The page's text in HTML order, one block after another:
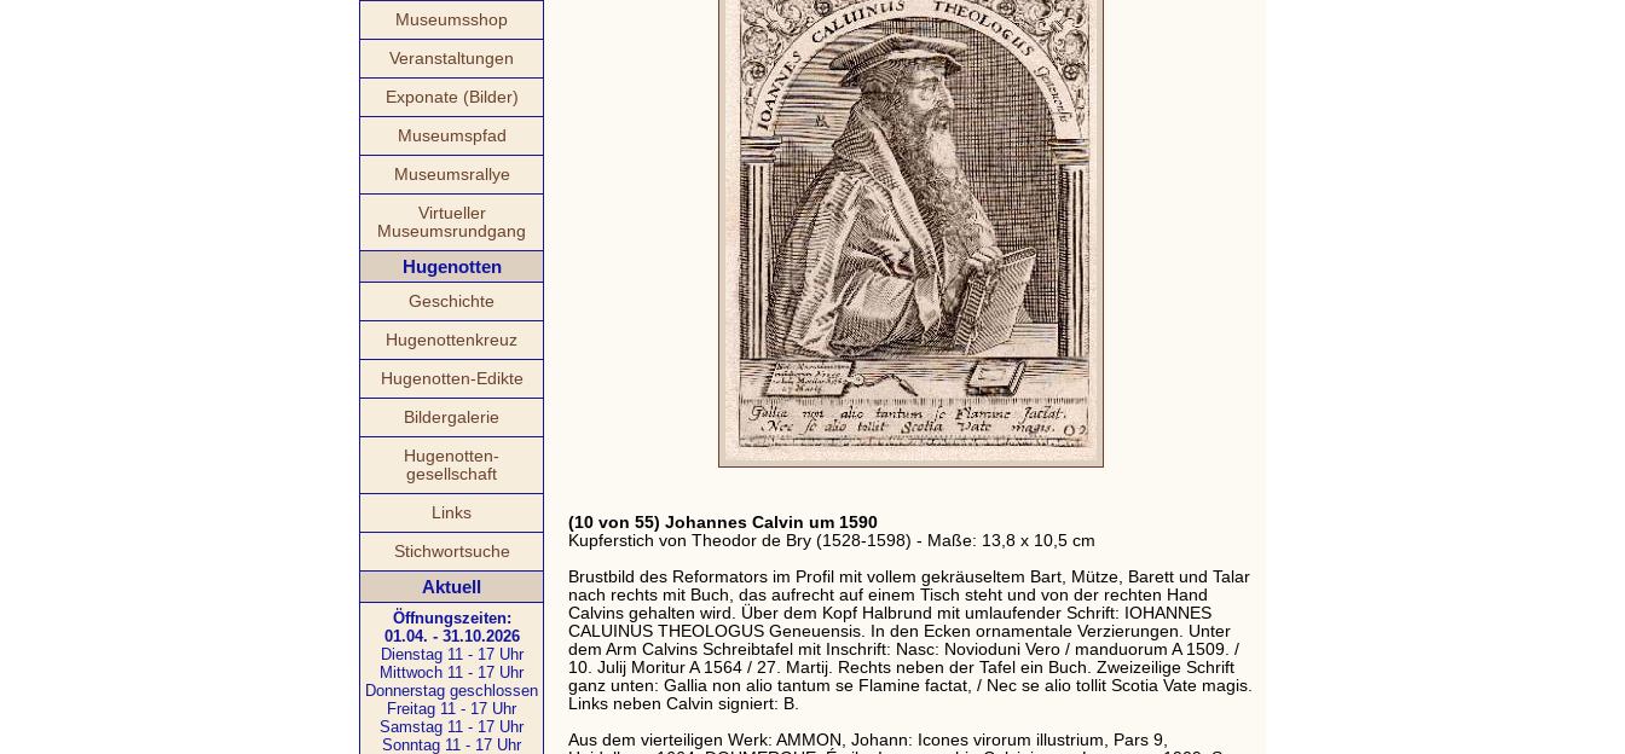
Museumsshop
Veranstaltungen
Exponate (Bilder)
Museumspfad
Museumsrallye
Virtueller
Museumsrundgang
Hugenotten
Geschichte
Hugenottenkreuz
Hugenotten-Edikte
Bildergalerie
Hugenotten-
gesellschaft
Links
Stichwortsuche
Aktuell
Öffnungszeiten:
01.04. - 31.10.2026
Dienstag 11 - 17 Uhr
Mittwoch 11 - 17 Uhr
Donnerstag geschlossen
Freitag 11 - 17 Uhr
Samstag 11 - 17 Uhr
Sonntag 11 - 17 Uhr
(10 von 55) Johannes Calvin um 1590
Kupferstich von Theodor de Bry (1528-1598) - Maße: 13,8 x 10,5 cm
Brustbild des Reformators im Profil mit vollem gekräuseltem Bart, Mütze, Barett und Talar
nach rechts mit Buch, das aufrecht auf einem Tisch steht und von der rechten Hand
Calvins gehalten wird. Über dem Kopf Halbrund mit umlaufender Schrift: IOHANNES
CALUINUS THEOLOGUS Geneuensis. In den Ecken ornamentale Verzierungen. Unter
dem Arm Calvins Schreibtafel mit Inschrift: Nasc: Novioduni Vero / manduorum A 1509. /
10. Julij Moritur A 1564 / 27. Martij. Rechts neben der Tafel ein Buch. Zweizeilige Schrift
ganz unten: Gallia non alio tantum se Flamine factat, / Nec se alio tollit Scotia Vate magis.
Links neben Calvin signiert: B.
Aus dem vierteiligen Werk: AMMON, Johann: Icones virorum illustrium, Pars 9,